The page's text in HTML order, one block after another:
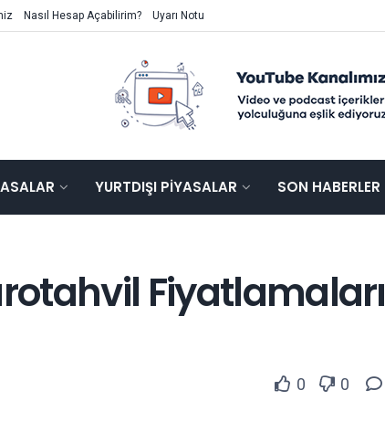
Nasıl Hesap Açabilirim? Uyarı Notu
YURTDIŞI PIYASALAR SON HABERLER
Fiyatlamaları
0 0